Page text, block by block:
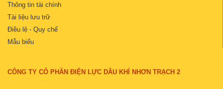
Thông tin tài chính
Tài liệu lưu trữ
Điều lệ - Quy chế
Mẫu biểu
CÔNG TY CỔ PHẦN ĐIỆN LỰC DẦU KHÍ NHƠN TRẠCH 2